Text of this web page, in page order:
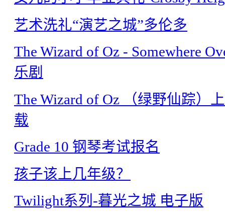
艺术洗礼“演艺之城”多伦多
The Wizard of Oz - Somewhere
乐剧
The Wizard of Oz （绿野仙踪）
载
Grade 10 钢琴考试报名
孩子该上几年级？
Twilight系列-暮光之城 电子版